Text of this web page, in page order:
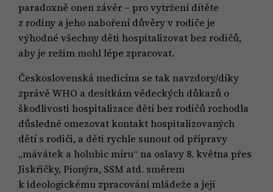
paradoxně onen závěr – pro vytržení dítěte
z rodiny a jeho naboření důvěry v rodiče je
výhodné všechny děti hospitalizovat bez rodičů,
aby je režim mohl lépe zpracovat.
Československá medicína se tak navzdory/díky
zprávě WHO a desítkám vědeckých důkazů o
škodlivosti hospitalizace dětí bez rodičů rozhodla
důsledně omezovat kontakt hospitalizovaných
dětí s rodiči, a děti rychle sunout od přípravy
„mávátek a holubic míru“ na oslavy 8. května přes
Jiskřičky, Pionýra, SSM atd. směrem
k ideologickému zpracování mládeže a její